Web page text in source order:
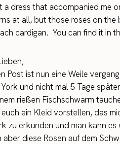
a dress that accompanied me
at all, but those roses on the
cardigan. You can find it in
Post ist nun eine Weile
und nicht mal 5 Tage
rießen Fischschwarm
ein Kleid vorstellen, das
zu erkunden und man kann
aber diese Rosen auf dem